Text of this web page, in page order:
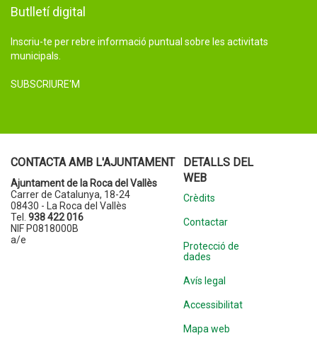
Butlletí digital
Inscriu-te per rebre informació puntual sobre les activitats
municipals.
SUBSCRIURE'M
CONTACTA AMB L'AJUNTAMENT
Ajuntament de la Roca del Vallès
Carrer de Catalunya, 18-24
08430 - La Roca del Vallès
Tel. 938 422 016
NIF P0818000B
a/e
DETALLS DEL
WEB
Crèdits
Contactar
Protecció de
dades
Avís legal
Accessibilitat
Mapa web